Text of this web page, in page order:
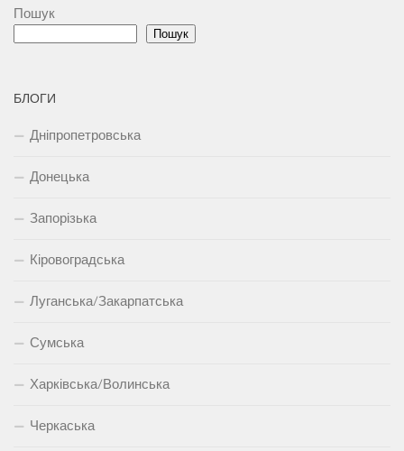
Пошук
Пошук
БЛОГИ
Дніпропетровська
Донецька
Запорізька
Кіровоградська
Луганська/Закарпатська
Сумська
Харківська/Волинська
Черкаська